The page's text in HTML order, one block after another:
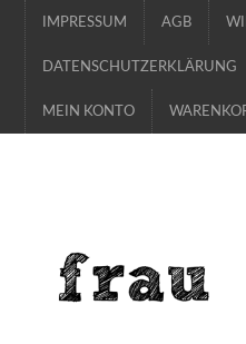
IMPRESSUM AGB
DATENSCHUTZERKLÄRUNG
MEIN KONTO